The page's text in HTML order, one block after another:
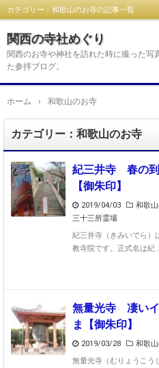
カテゴリー：和歌山のお寺の記事一覧
関西の寺社めぐり
関西のお寺や神社を訪れた時に撮った写
た参拝ブログ。
ホーム › 和歌山のお寺
カテゴリー：和歌山のお寺
紀三井寺 春の到
【御朱印】
2019/04/03 和歌
三十三所霊場
紀三井寺（きみいでら）
教寺院です。正式名は紀
無量光寺 凄いイ
ま【御朱印】
2019/03/28
和歌
無量光寺（むりょうこう